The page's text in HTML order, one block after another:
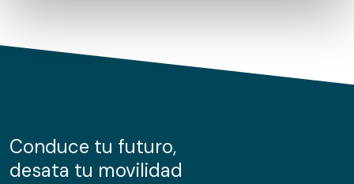
de cookies.
información sobre el uso que haga del sitio web con
nuestros partners de redes sociales, publicidad y análisis
Conduce tu futuro,
desata tu movilidad